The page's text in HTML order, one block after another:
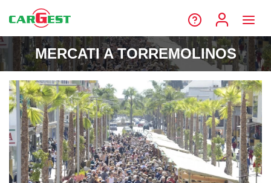
MERCATI A TORREMOLINOS